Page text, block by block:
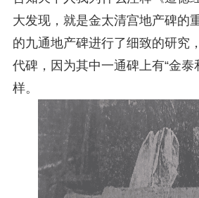
大发现，就是金太清宫地产碑的
的九通地产碑进行了细致的研究
代碑，因为其中一通碑上有“金泰
样。